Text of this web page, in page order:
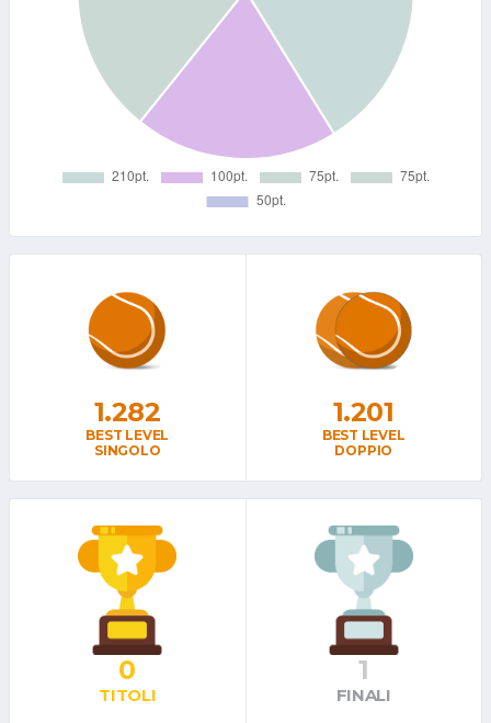
1.282
BEST LEVEL
SINGOLO
1.201
BEST LEVEL
DOPPIO
0
TITOLI
1
FINALI